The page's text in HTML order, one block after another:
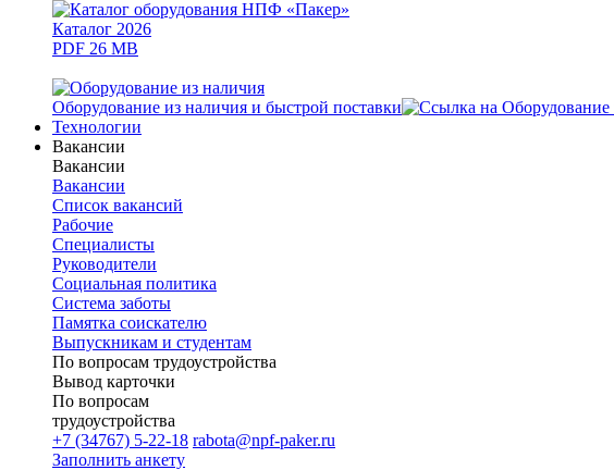
Каталог 2026
PDF 26 MB
Оборудование из наличия и быстрой поставки
Технологии
Вакансии
Вакансии
Вакансии
Список вакансий
Рабочие
Специалисты
Руководители
Cоциальная политика
Система заботы
Памятка соискателю
Выпускникам и студентам
По вопросам трудоустройства
Вывод карточки
По вопросам
трудоустройства
+7 (34767) 5-22-18 rabota@npf-paker.ru
Заполнить анкету